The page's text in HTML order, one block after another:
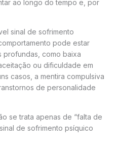
ao longo do tempo e, por
sinal de sofrimento
pode estar
profundas, como baixa
ou dificuldade em
casos, a mentira compulsiva
de personalidade
se trata apenas de “falta de
de sofrimento psíquico